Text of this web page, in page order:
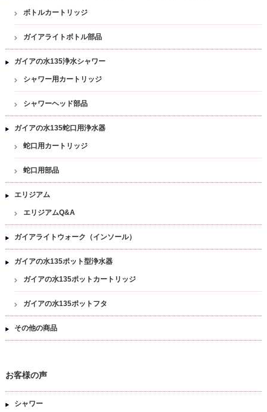
ボトルカートリッジ
ガイアライトボトル部品
ガイアの水135浄水シャワー
シャワー用カートリッジ
シャワーヘッド部品
ガイアの水135蛇口用浄水器
蛇口用カートリッジ
蛇口用部品
エリジアム
エリジアムQ&A
ガイアライトウォーク（インソール）
ガイアの水135ポット型浄水器
ガイアの水135ポットカートリッジ
ガイアの水135ポットフタ
その他の商品
お客様の声
シャワー